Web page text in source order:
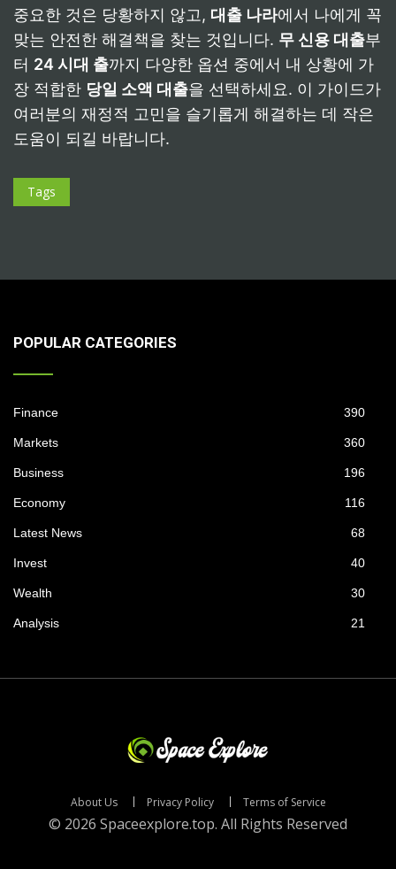
중요한 것은 당황하지 않고, 대출 나라에서 나에게 꼭
맞는 안전한 해결책을 찾는 것입니다. 무 신용 대출부
터 24 시대 출까지 다양한 옵션 중에서 내 상황에 가
장 적합한 당일 소액 대출을 선택하세요. 이 가이드가
여러분의 재정적 고민을 슬기롭게 해결하는 데 작은
도움이 되길 바랍니다.
Tags
POPULAR CATEGORIES
Finance 390
Markets 360
Business 196
Economy 116
Latest News 68
Invest 40
Wealth 30
Analysis 21
About Us Privacy Policy Terms of Service
© 2026 Spaceexplore.top. All Rights Reserved